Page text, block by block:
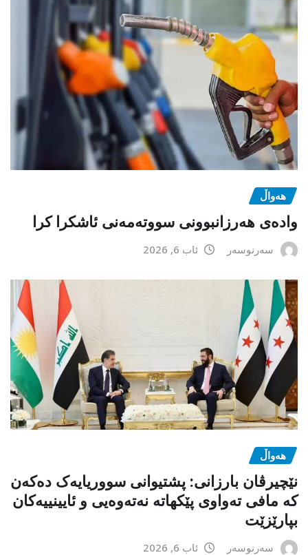
هەواڵ
وادەی هەرزانبوونی سووتەمەنی ئاشکرا کرا
سەرنوسەر ئاب 6, 2026
هەواڵ
نێچیرڤان بارزانی: پشتیوانی سووریایەک دەکەن
کە مافی تەواوی پێکهاتە نەتەوەیی و ئایینییەکان
بپارێزێت
سەرنوسەر ئاب 6, 2026